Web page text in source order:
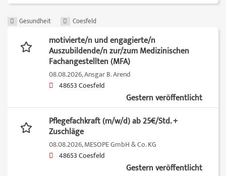
Gesundheit Coesfeld
motivierte/n und engagierte/n
Auszubildende/n zur/zum Medizinischen
Fachangestellten (MFA)
08.08.2026,Ansgar B. Arend
48653 Coesfeld
Gestern veröffentlicht
Pflegefachkraft (m/w/d) ab 25€/Std. +
Zuschläge
08.08.2026,MESOPE GmbH & Co. KG
48653 Coesfeld
Gestern veröffentlicht